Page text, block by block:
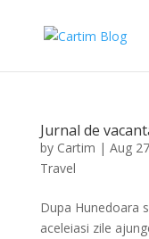
Jurnal de
by Cartim | Aug
Travel
Dupa Hunedoara
aceleiasi zile